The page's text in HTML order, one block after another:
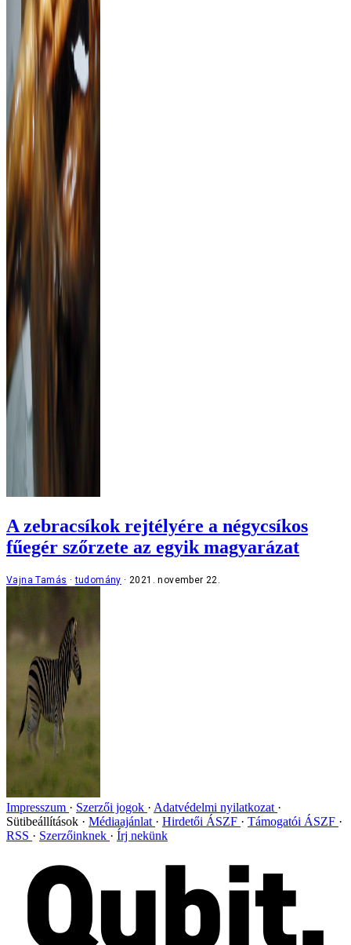
A zebracsíkok rejtélyére a négycsíkos
fűegér szőrzete az egyik magyarázat
Vajna Tamás tudomány 2021. november 22.
Impresszum Szerzői jogok
Adatvédelmi nyilatkozat
Sütibeállítások
Médiaajánlat Hirdetői ÁSZF
Támogatói ÁSZF
RSS
Szerzőinknek Írj nekünk